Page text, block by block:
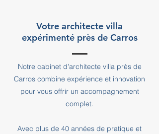
Votre architecte villa
expérimenté près de Carros
Notre cabinet d'architecte villa près de
Carros combine expérience et innovation
pour vous offrir un accompagnement
complet.
Avec plus de 40 années de pratique et